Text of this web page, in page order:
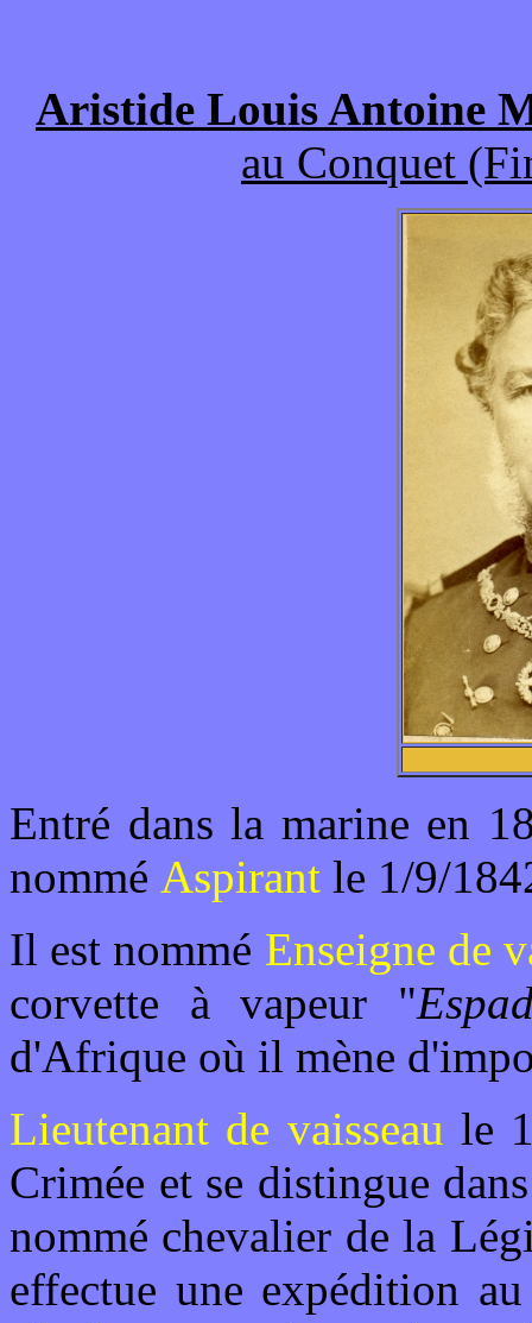
Aristide Louis Antoine
au Conquet
Entré dans la marine en
nommé Aspirant le 1/9/
Il est nommé Enseigne de
corvette à vapeur "
d'Afrique où il mène
Lieutenant de vaisseau le
Crimée et se distingue
nommé chevalier de la
effectue une expédition